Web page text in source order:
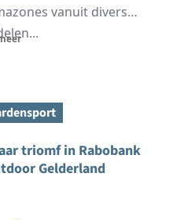
vanuit diverse
triomf in Rabobank
Gelderland